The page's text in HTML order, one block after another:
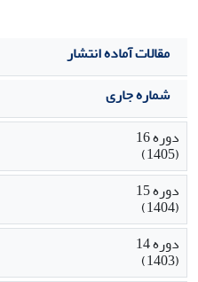
مقالات آماده انتشار
شماره جاری
دوره 16
(1405)
دوره 15
(1404)
دوره 14
(1403)